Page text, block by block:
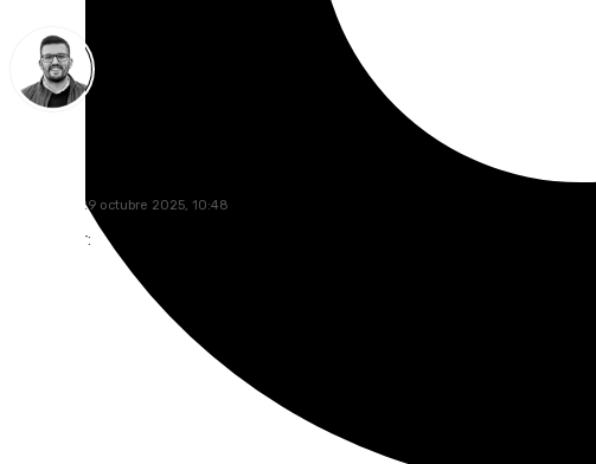
miércoles, 29 octubre 2025, 10:48
Compartir: